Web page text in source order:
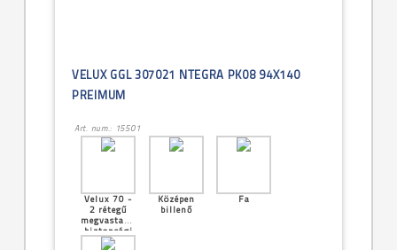
VELUX GGL 307021 NTEGRA PK08 94X140
PREIMUM
Art. num.: 15501
Velux 70 -
2 rétegű
megvastagított
biztonsági
üveg
Középen
billenő
Fa